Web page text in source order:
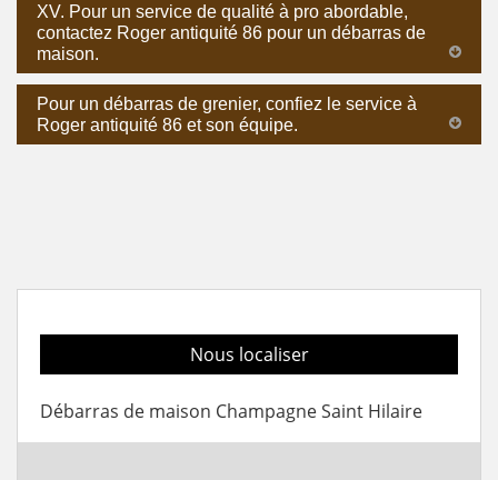
XV. Pour un service de qualité à pro abordable,
contactez Roger antiquité 86 pour un débarras de
maison.
Pour un débarras de grenier, confiez le service à
Roger antiquité 86 et son équipe.
Nous localiser
Débarras de maison Champagne Saint Hilaire